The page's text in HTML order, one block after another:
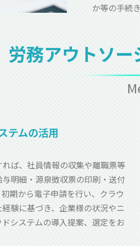
か等の手続
労務アウトソ
テムの活用
ば、社員情報の収集や離職票等
明細・源泉徴収票の印刷・送付
期から電子申請を行い、クラウ
験に基づき、企業様の状況やニ
システムの導入提案、選定をお